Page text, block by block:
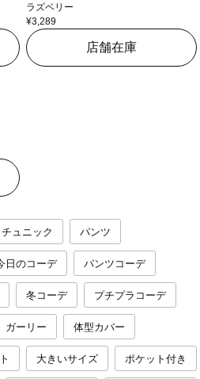
ラズベリー
¥3,289
店舗在庫
チュニック パンツ
日のコーデ パンツコーデ
冬コーデ プチプラコーデ
ガーリー 体型カバー
大きいサイズ ポケット付き